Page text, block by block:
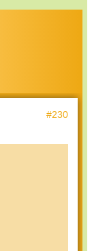
#230